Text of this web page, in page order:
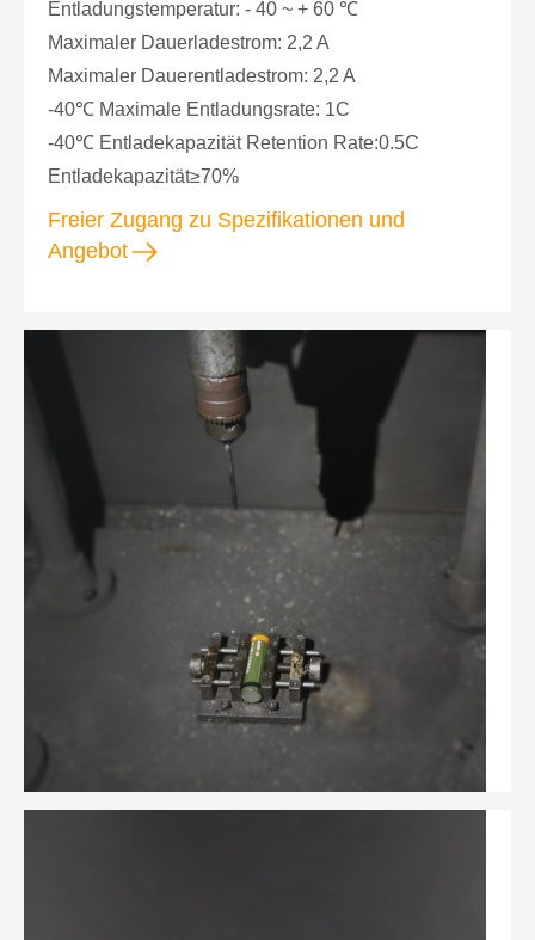
Entladungstemperatur: - 40 ~ + 60 ℃
Maximaler Dauerladestrom: 2,2 A
Maximaler Dauerentladestrom: 2,2 A
-40℃ Maximale Entladungsrate: 1C
-40℃ Entladekapazität Retention Rate:0.5C
Entladekapazität≥70%
Freier Zugang zu Spezifikationen und
Angebot